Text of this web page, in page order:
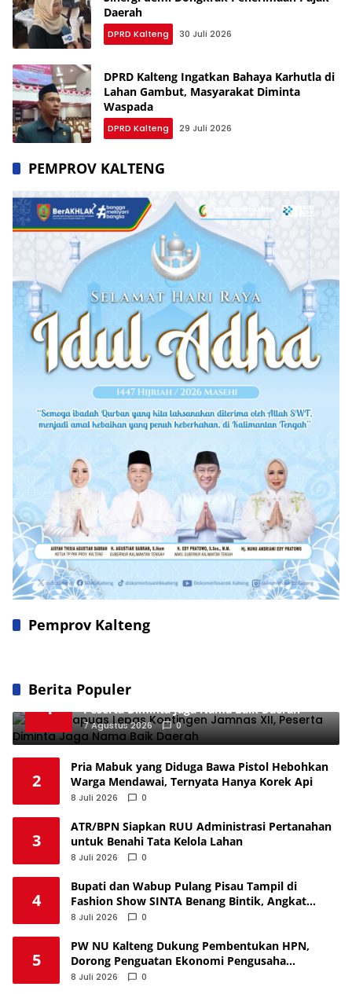
Daerah
DPRD Kalteng 30 Juli 2026
DPRD Kalteng Ingatkan Bahaya Karhutla di
Lahan Gambut, Masyarakat Diminta
Waspada
DPRD Kalteng 29 Juli 2026
PEMPROV KALTENG
Pemprov Kalteng
Berita Populer
1
Bupati Kapuas Lepas Kontingen Jamnas XII,
Peserta Diminta Jaga Nama Baik Daerah
7 Agustus 2026 0
2
Pria Mabuk yang Diduga Bawa Pistol Hebohkan
Warga Mendawai, Ternyata Hanya Korek Api
8 Juli 2026 0
3
ATR/BPN Siapkan RUU Administrasi Pertanahan
untuk Benahi Tata Kelola Lahan
8 Juli 2026 0
4
Bupati dan Wabup Pulang Pisau Tampil di
Fashion Show SINTA Benang Bintik, Angkat
Budaya Lokal
8 Juli 2026 0
5
PW NU Kalteng Dukung Pembentukan HPN,
Dorong Penguatan Ekonomi Pengusaha
Nahdliyin
8 Juli 2026 0